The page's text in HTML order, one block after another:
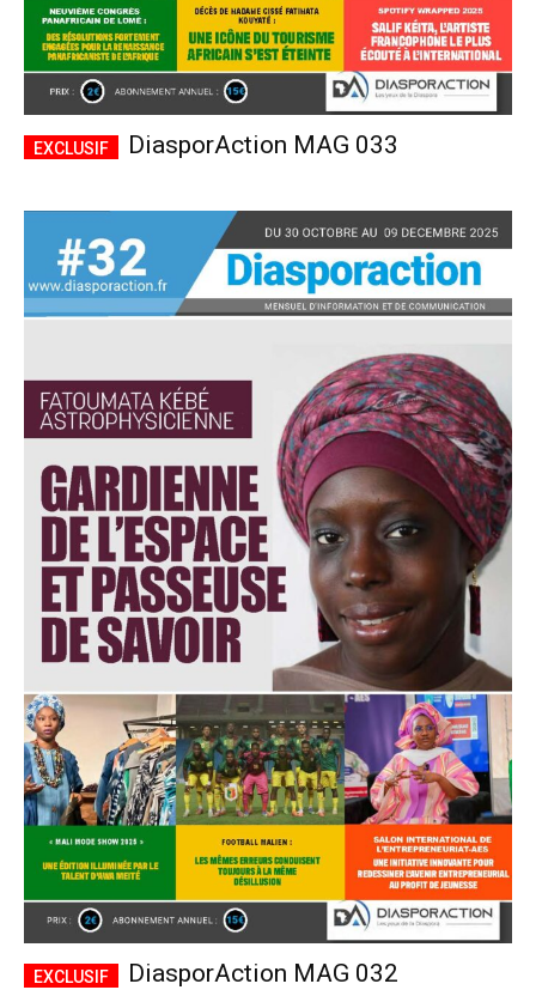
DiasporAction MAG 033
DiasporAction MAG 032